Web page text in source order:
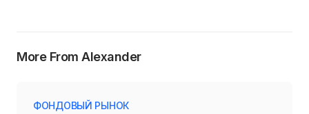
More From Alexander
ФОНДОВЫЙ РЫНОК